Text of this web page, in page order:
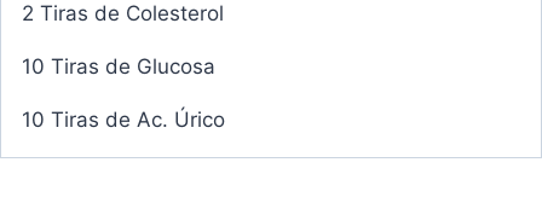
2 Tiras de Colesterol
10 Tiras de Glucosa
10 Tiras de Ac. Úrico